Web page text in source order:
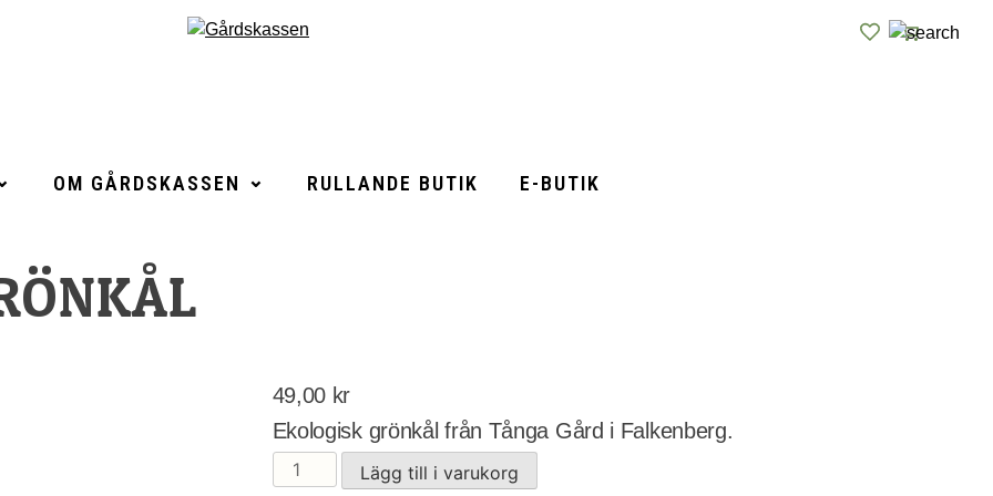
OM GÅRDSKASSEN RULLANDE BUTIK E-BUTIK
49,00 kr
Ekologisk grönkål från Tånga Gård i Falkenberg.
Ekologisk
grönkål
Lägg till i varukorg